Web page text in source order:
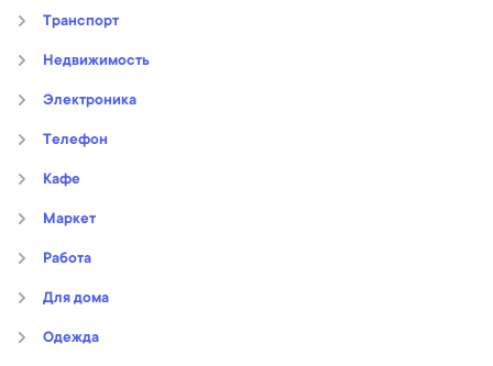
Транспорт
Недвижимость
Электроника
Телефон
Кафе
Маркет
Работа
Для дома
Oдежда